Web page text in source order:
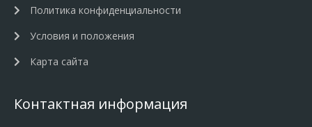
Политика конфиденциальности
Условия и положения
Карта сайта
Контактная информация